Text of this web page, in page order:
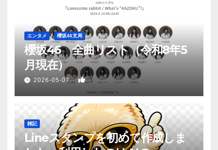
エンタメ 櫻坂46支局
櫻坂46 全曲リスト（令和8年5
月現在）
2026-05-07 1
雑記
Lineスタンプを初めて作成しま